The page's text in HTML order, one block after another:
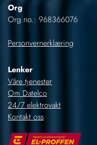
Org
Org.no.: 968366076
Personvernerklæring
Lenker
Våre tjenester
Om Datelco
24/7 elektrovakt
Kontakt oss